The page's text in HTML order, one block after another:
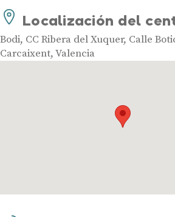
Localización del
Bodi, CC Ribera del Xuquer, Calle
Carcaixent, Valencia
Mejores marcas de
Tipos de audífonos para
Audífonos
Audífonos